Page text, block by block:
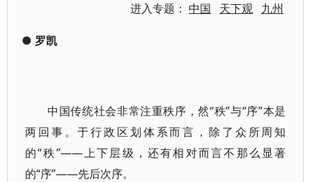
进入专题：中国 天下观 九州
● 罗凯
中国传统社会非常注重秩序，然“秩”与“序”本是
两回事。于行政区划体系而言，除了众所周知
的“秩”——上下层级，还有相对而言不那么显著
的“序”——先后次序。